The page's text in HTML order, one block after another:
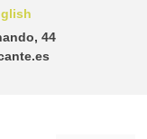
44